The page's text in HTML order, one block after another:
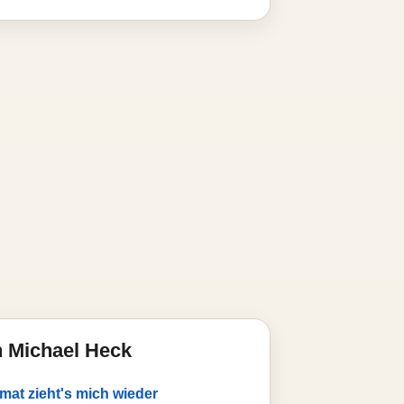
Michael Heck
zieht's mich wieder